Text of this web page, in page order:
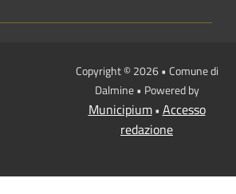
Copyright © 2026 • Comune di
Dalmine • Powered by
Municipium• Accesso
redazione